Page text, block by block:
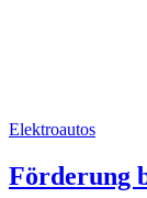
Elektroautos
Förderung